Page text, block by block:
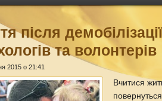
після
та волонтерів
2015 о 21:41
Вчитися